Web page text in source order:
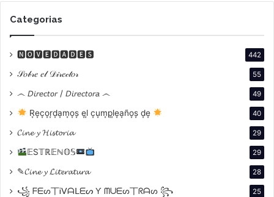
Categorias
🅽🅾🆅🅴🅳🅰🅳🅴🆂 442
𝒮𝑜𝒷𝓇𝑒 𝑒𝓁 𝒟𝒾𝓇𝑒𝒸𝓉𝑜𝓇 55
෴ 𝘋𝘪𝘳𝘦𝘤𝘵𝘰𝘳 / 𝘋𝘪𝘳𝘦𝘤𝘵𝘰𝘳𝘢 ෴ 49
R͙e͙c͙o͙r͙d͙a͙m͙o͙s͙ e͙l͙ c͙u͙m͙p͙l͙e͙a͙ño͙s͙ d͙e͙ 40
𝓒𝓲𝓷𝓮 𝔂 𝓗𝓲𝓼𝓽𝓸𝓻𝓲𝓪 29
𝔼S𝕋ℝ𝔼ℕ𝕆𝕊 29
✎𝓒𝓲𝓷𝓮 𝔂 𝓛𝓲𝓽𝓮𝓻𝓪𝓽𝓾𝓻𝓪 28
꧁ ᖴᗴᔕ丅Ꭵᐯᗩᒪᗴᔕ Ƴ ᗰᑌᗴᔕ丅ᖇᗩᔕ ꧂ 25